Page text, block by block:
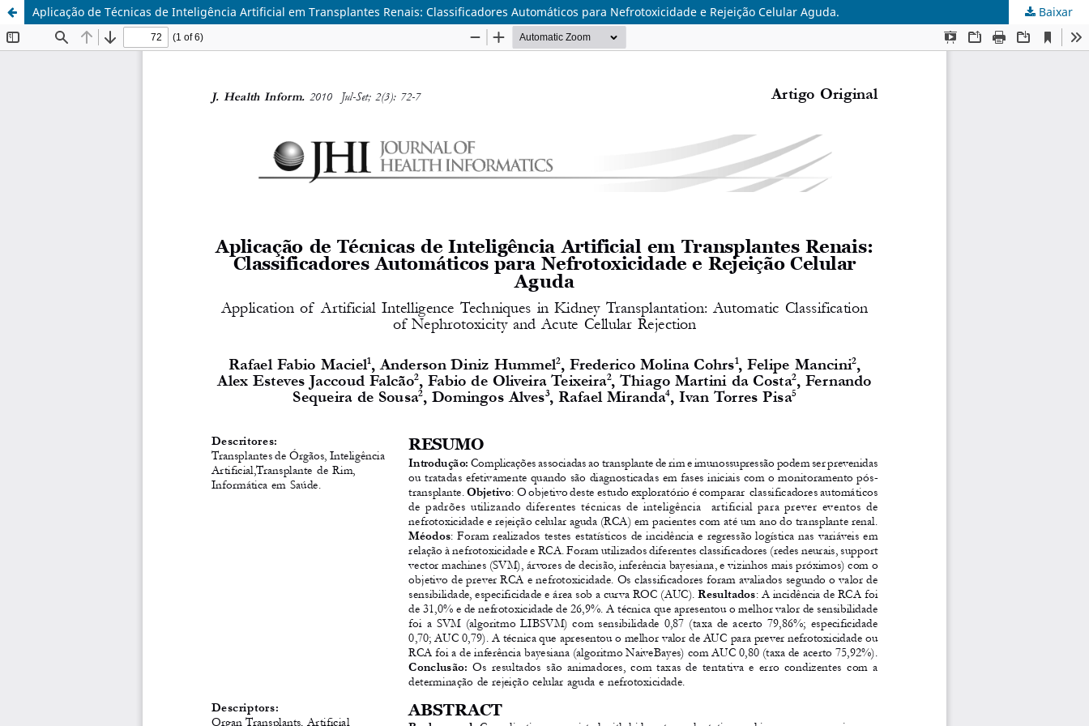
Aplicação de Técnicas de Inteligência Artificial em Transplantes Renais: Classificadores Automáticos para Nefrotoxicidade e Rejeição Celular Aguda. Baixar